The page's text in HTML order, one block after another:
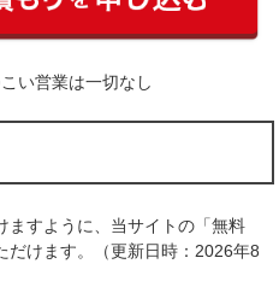
い営業は一切なし
ますように、当サイトの「無料
だけます。（更新日時：2026年8